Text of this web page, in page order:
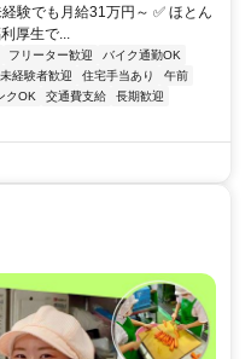
験でも月給31万円～ ✅ ほとん
厚生で...
フリーター歓迎
バイク通勤OK
未経験者歓迎 住宅手当あり
午前
クOK 交通費支給
長期歓迎